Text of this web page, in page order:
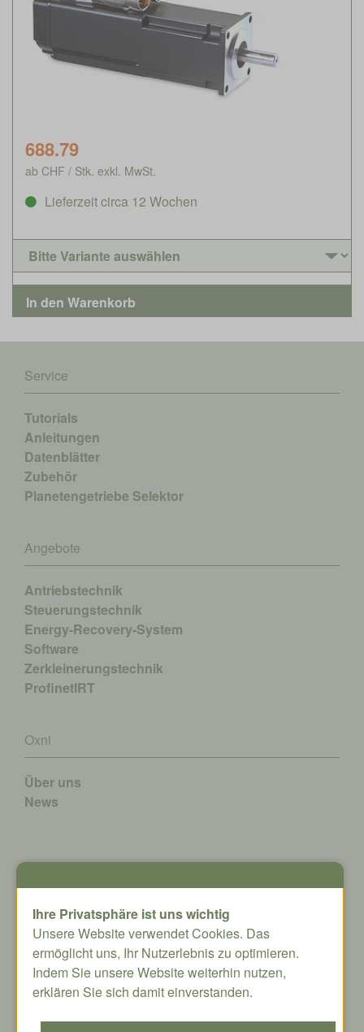
688.79
ab CHF / Stk. exkl. MwSt.
Lieferzeit circa 12 Wochen
Service
Tutorials
Anleitungen
Datenblätter
Zubehör
Planetengetriebe Selektor
Angebote
Antriebstechnik
Steuerungstechnik
Energy-Recovery-System
Software
Zerkleinerungstechnik
ProfinetIRT
Oxni
Über uns
News
Oxni GmbH
Klosterstrasse 34
8406 Winterthur
info@oxni.ch
+41 52 551 00 40
Ihre Privatsphäre ist uns wichtig
Unsere Website verwendet Cookies. Das
ermöglicht uns, Ihr Nutzerlebnis zu optimieren.
Indem Sie unsere Website weiterhin nutzen,
erklären Sie sich damit einverstanden.